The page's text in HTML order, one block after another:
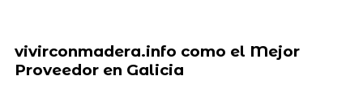
vivirconmadera.info como el Mejor
Proveedor en Galicia